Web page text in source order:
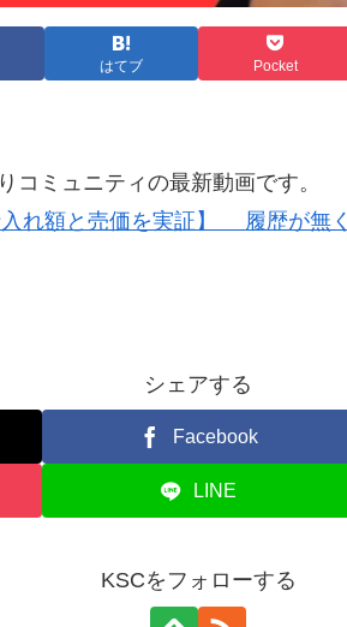
はてブ Pocket
コミュニティの最新動画です。
入れ額と売価を実証】 履歴が無
シェアする
Facebook
LINE
KSCをフォローする